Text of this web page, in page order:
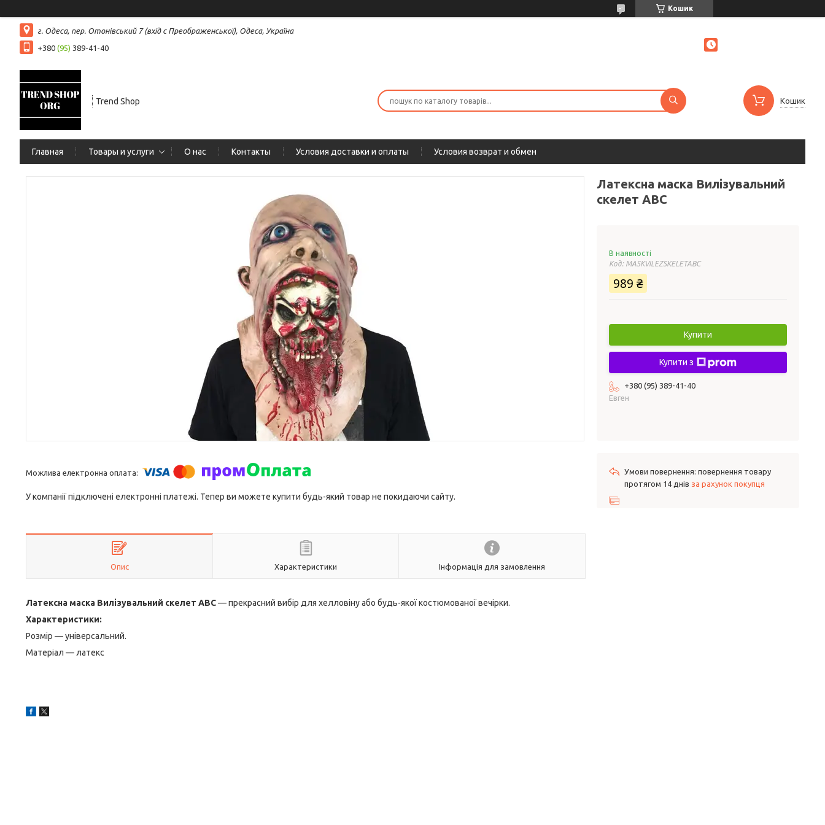
Кошик
г. Одеса, пер. Отонівський 7 (вхід с Преображенської), Одеса, Україна
+380 (95) 389-41-40
Trend Shop Кошик
Главная Товары и услуги О нас Контакты Условия доставки и оплаты Условия возврат и обмен
У компанії підключені електронні платежі. Тепер ви можете купити будь-який товар не покидаючи сайту.
Опис Характеристики Інформація для замовлення
Латексна маска Вилізувальний скелет ABC— прекрасний вибір для хелловіну або будь-якої костюмованої вечірки.
Характеристики:
Розмір — універсальний.
Матеріал — латекс
Латексна маска Вилізувальний
скелет ABC
В наявності
Код: MASKVILEZSKELETABC
989 ₴
Купити
Купити з
+380 (95) 389-41-40
Евген
повернення товару
протягом 14 днів за рахунок покупця